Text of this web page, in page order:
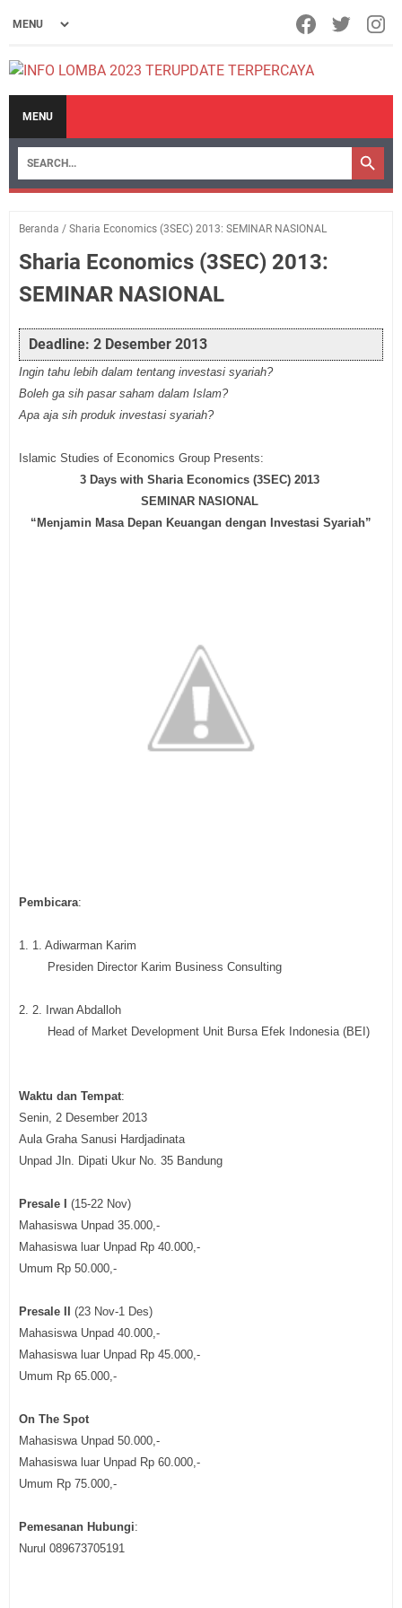
MENU
Beranda / Sharia Economics (3SEC) 2013: SEMINAR NASIONAL
Sharia Economics (3SEC) 2013:
SEMINAR NASIONAL
Deadline: 2 Desember 2013
Ingin tahu lebih dalam tentang investasi syariah?
Boleh ga sih pasar saham dalam Islam?
Apa aja sih produk investasi syariah?
Islamic Studies of Economics Group Presents:
3 Days with Sharia Economics (3SEC) 2013
SEMINAR NASIONAL
“Menjamin Masa Depan Keuangan dengan Investasi Syariah”
Pembicara:
1. 1. Adiwarman Karim
Presiden Director Karim Business Consulting
2. 2. Irwan Abdalloh
Head of Market Development Unit Bursa Efek Indonesia (BEI)
Waktu dan Tempat:
Senin, 2 Desember 2013
Aula Graha Sanusi Hardjadinata
Unpad Jln. Dipati Ukur No. 35 Bandung
Presale I
(15-22 Nov)
Mahasiswa Unpad 35.000,-
Mahasiswa luar Unpad Rp 40.000,-
Umum Rp 50.000,-
Presale II
(23 Nov-1 Des)
Mahasiswa Unpad 40.000,-
Mahasiswa luar Unpad Rp 45.000,-
Umum Rp 65.000,-
On The Spot
Mahasiswa Unpad 50.000,-
Mahasiswa luar Unpad Rp 60.000,-
Umum Rp 75.000,-
Pemesanan Hubungi:
Nurul 089673705191